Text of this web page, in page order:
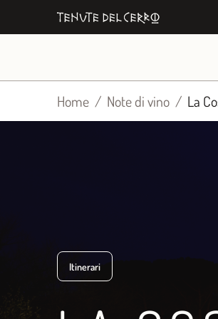
Home Note di vino La
Itinerari